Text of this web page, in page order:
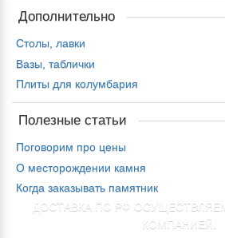
Дополнительно
Столы, лавки
Вазы, таблички
Плиты для колумбария
Полезные статьи
Поговорим про цены
О месторождении камня
Когда заказывать памятник
ДОСТАВКА ПО РФ
КОМПАНИЕЙ.